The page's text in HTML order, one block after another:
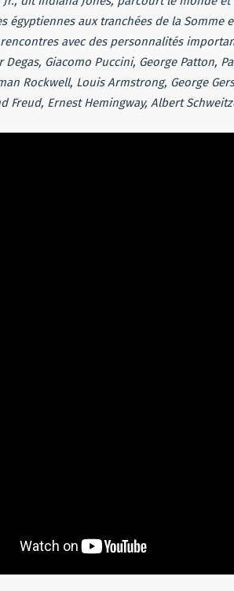
égyptiennes aux tranchées de la
avec des personnalités
Degas, Giacomo Puccini, George Patton,
Rockwell, Louis Armstrong, George
Freud, Ernest Hemingway, Albert